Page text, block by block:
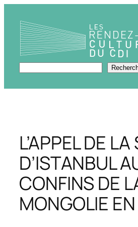
contenu
Rechercher
L’APPEL DE
D’ISTANBUL
CONFINS DE
MONGOLIE